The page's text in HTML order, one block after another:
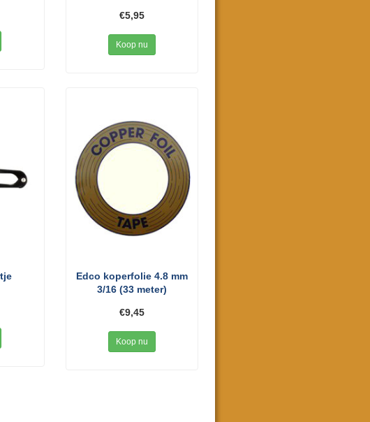
€5,95
Koop nu
Edco koperfolie 4.8 mm
3/16 (33 meter)
€9,45
Koop nu